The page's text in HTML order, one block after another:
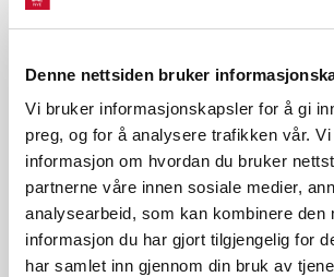
Denne nettsiden bruker
Vi bruker informasjonskapsler for å gi
preg, og for å analysere trafikken vår.
informasjon om hvordan du bruker
partnerne våre innen sosiale medier,
analysearbeid, som kan kombinere den
informasjon du har gjort tilgjengelig for
har samlet inn gjennom din bruk av